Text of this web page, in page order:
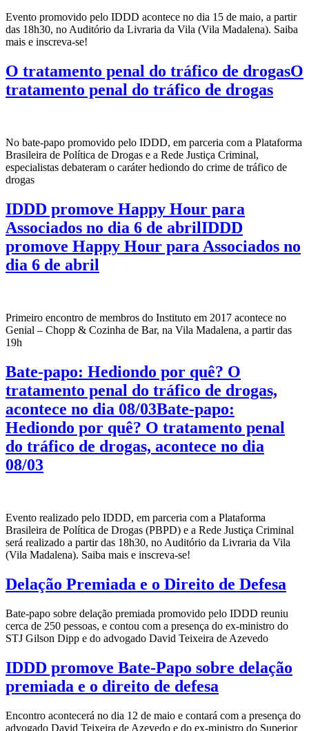
Evento promovido pelo IDDD acontece no dia 15 de maio, a partir
das 18h30, no Auditório da Livraria da Vila (Vila Madalena). Saiba
mais e inscreva-se!
O tratamento penal do tráfico de drogasO
tratamento penal do tráfico de drogas
No bate-papo promovido pelo IDDD, em parceria com a Plataforma
Brasileira de Política de Drogas e a Rede Justiça Criminal,
especialistas debateram o caráter hediondo do crime de tráfico de
drogas
IDDD promove Happy Hour para
Associados no dia 6 de abrilIDDD
promove Happy Hour para Associados no
dia 6 de abril
Primeiro encontro de membros do Instituto em 2017 acontece no
Genial – Chopp & Cozinha de Bar, na Vila Madalena, a partir das
19h
Bate-papo: Hediondo por quê? O
tratamento penal do tráfico de drogas,
acontece no dia 08/03Bate-papo:
Hediondo por quê? O tratamento penal
do tráfico de drogas, acontece no dia
08/03
Evento realizado pelo IDDD, em parceria com a Plataforma
Brasileira de Política de Drogas (PBPD) e a Rede Justiça Criminal
será realizado a partir das 18h30, no Auditório da Livraria da Vila
(Vila Madalena). Saiba mais e inscreva-se!
Delação Premiada e o Direito de Defesa
Bate-papo sobre delação premiada promovido pelo IDDD reuniu
cerca de 250 pessoas, e contou com a presença do ex-ministro do
STJ Gilson Dipp e do advogado David Teixeira de Azevedo
IDDD promove Bate-Papo sobre delação
premiada e o direito de defesa
Encontro acontecerá no dia 12 de maio e contará com a presença do
advogado David Teixeira de Azevedo e do ex-ministro do Superior